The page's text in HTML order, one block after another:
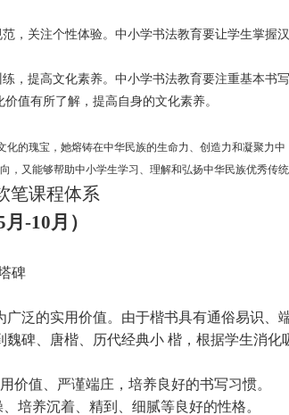
范，关注个性体验。中小学书法教育要让学生掌
练，提高文化素养。中小学书法教育要注重基本
值有所了解，提高自身的文化素养。
化的瑰宝，她熔铸在中华民族的生命力、创造力和凝聚力
，又能够帮助中小学生学习、理解和弘扬中华民族优秀传
笔课程体系
月-10月）
碑
广泛的实用价值。由于楷书具有通俗易识、
魏碑、唐楷、历代经典小 楷，根据学生消化
价值、严谨端庄，培养良好的书写习惯。
培养沉着、精到、细腻等良好的性格。